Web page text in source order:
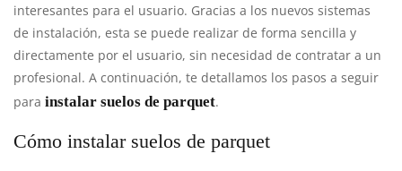
interesantes para el usuario. Gracias a los nuevos sistemas
de instalación, esta se puede realizar de forma sencilla y
directamente por el usuario, sin necesidad de contratar a un
profesional. A continuación, te detallamos los pasos a seguir
para instalar suelos de parquet.
Cómo instalar suelos de parquet